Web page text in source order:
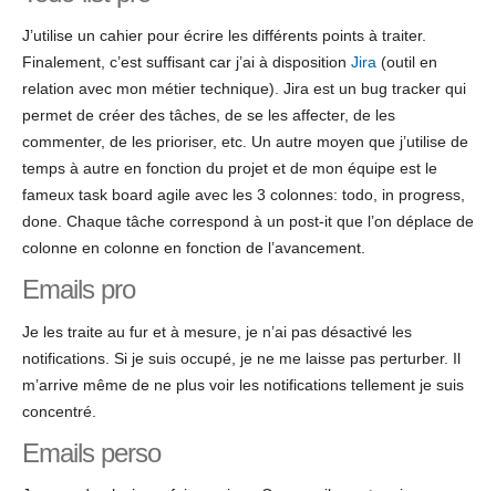
J’utilise un cahier pour écrire les différents points à traiter.
Finalement, c’est suffisant car j’ai à disposition Jira (outil en
relation avec mon métier technique). Jira est un bug tracker qui
permet de créer des tâches, de se les affecter, de les
commenter, de les prioriser, etc. Un autre moyen que j’utilise de
temps à autre en fonction du projet et de mon équipe est le
fameux task board agile avec les 3 colonnes: todo, in progress,
done. Chaque tâche correspond à un post-it que l’on déplace de
colonne en colonne en fonction de l’avancement.
Emails pro
Je les traite au fur et à mesure, je n’ai pas désactivé les
notifications. Si je suis occupé, je ne me laisse pas perturber. Il
m’arrive même de ne plus voir les notifications tellement je suis
concentré.
Emails perso